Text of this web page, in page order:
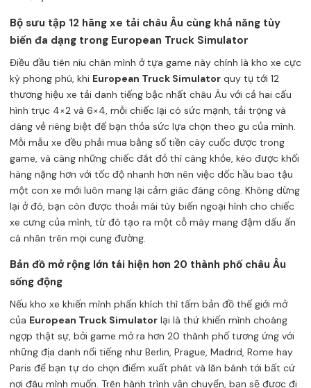
Bộ sưu tập 12 hãng xe tải châu Âu cùng khả năng tùy
biến đa dạng trong European Truck Simulator
Điều đầu tiên níu chân mình ở tựa game này chính là kho xe cực
kỳ phong phú, khi European Truck Simulator quy tụ tới 12
thương hiệu xe tải danh tiếng bậc nhất châu Âu với cả hai cấu
hình trục 4×2 và 6×4, mỗi chiếc lại có sức mạnh, tải trọng và
dáng vẻ riêng biệt để bạn thỏa sức lựa chọn theo gu của mình.
Mỗi mẫu xe đều phải mua bằng số tiền cày cuốc được trong
game, và càng những chiếc đắt đỏ thì càng khỏe, kéo được khối
hàng nặng hơn với tốc độ nhanh hơn nên việc dốc hầu bao tậu
một con xe mới luôn mang lại cảm giác đáng công. Không dừng
lại ở đó, bạn còn được thoải mái tùy biến ngoại hình cho chiếc
xe cưng của mình, từ đó tạo ra một cỗ máy mang đậm dấu ấn
cá nhân trên mọi cung đường.
Bản đồ mở rộng lớn tái hiện hơn 20 thành phố châu Âu
sống động
Nếu kho xe khiến mình phấn khích thì tấm bản đồ thế giới mở
của European Truck Simulator lại là thứ khiến mình choáng
ngợp thật sự, bởi game mở ra hơn 20 thành phố tương ứng với
những địa danh nổi tiếng như Berlin, Prague, Madrid, Rome hay
Paris để bạn tự do chọn điểm xuất phát và lăn bánh tới bất cứ
nơi đâu mình muốn. Trên hành trình vận chuyển, bạn sẽ được đi